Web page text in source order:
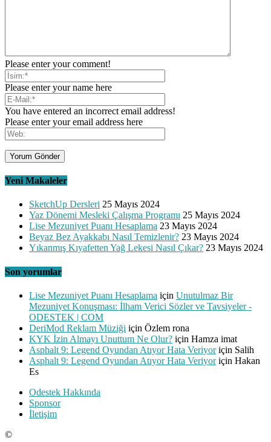
Please enter your comment!
Please enter your name here
You have entered an incorrect email address!
Please enter your email address here
Yeni Makaleler
SketchUp Dersleri 25 Mayıs 2024
Yaz Dönemi Mesleki Çalışma Programı 25 Mayıs 2024
Lise Mezuniyet Puanı Hesaplama 23 Mayıs 2024
Beyaz Bez Ayakkabı Nasıl Temizlenir? 23 Mayıs 2024
Yıkanmış Kıyafetten Yağ Lekesi Nasıl Çıkar? 23 Mayıs 2024
Son yorumlar
Lise Mezuniyet Puanı Hesaplama için Unutulmaz Bir
Mezuniyet Konuşması: İlham Verici Sözler ve Tavsiyeler -
ODESTEK | COM
DeriMod Reklam Müziği için Özlem rona
KYK İzin Almayı Unuttum Ne Olur? için Hamza imat
Asphalt 9: Legend Oyundan Atıyor Hata Veriyoriçin Salih
Asphalt 9: Legend Oyundan Atıyor Hata Veriyoriçin Hakan
Es
Odestek Hakkında
Sponsor
İletişim
©